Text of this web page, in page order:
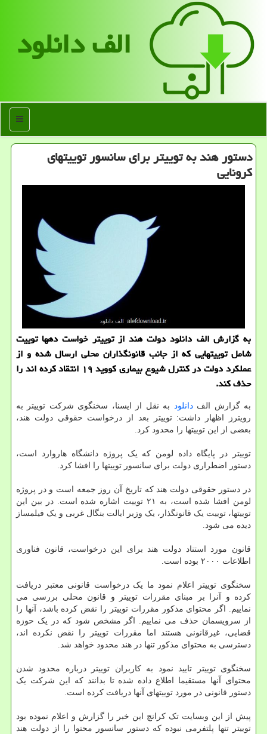
الف دانلود
منو
دستور هند به توییتر برای سانسور توییتهای
كرونایی
به گزارش الف دانلود دولت هند از توییتر خواست دهها توییت
شامل توییتهایی که از جانب قانونگذاران محلی ارسال شده و از
عملکرد دولت در کنترل شیوع بیماری کووید ۱۹ انتقاد کرده اند را
حذف کند.
به گزارش الفدانلود به نقل از ایسنا، سخنگوی شرکت توییتر به
رویترز اظهار داشت: توییتر بعد از درخواست حقوقی دولت هند،
بعضی از این توییتها را محدود کرد.
توییتر در پایگاه داده لومن که یک پروژه دانشگاه هاروارد است،
دستور اضطراری دولت برای سانسور توییتها را افشا کرد.
در دستور حقوقی دولت هند که تاریخ آن روز جمعه است و در پروژه
لومن افشا شده است، به ۲۱ توییت اشاره شده است. در بین این
توییتها، توییت یک قانونگذار، یک وزیر ایالت بنگال غربی و یک فیلمساز
دیده می شود.
قانون مورد استناد دولت هند برای این درخواست، قانون فناوری
اطلاعات ۲۰۰۰ بوده است.
سخنگوی توییتر اعلام نمود ما یک درخواست قانونی معتبر دریافت
کرده و آنرا بر مبنای مقررات توییتر و قانون محلی بررسی می
نماییم. اگر محتوای مذکور مقررات توییتر را نقض کرده باشد، آنها را
از سرویسمان حذف می نماییم. اگر مشخص شود که در یک حوزه
قضایی، غیرقانونی هستند اما مقررات توییتر را نقض نکرده اند،
دسترسی به محتوای مذکور تنها در هند محدود خواهد شد.
سخنگوی توییتر تایید نمود به کاربران توییتر درباره محدود شدن
محتوای آنها مستقیما اطلاع داده شده تا بدانند که این شرکت یک
دستور قانونی در مورد توییتهای آنها دریافت کرده است.
پیش از این وبسایت تک کرانچ این خبر را گزارش و اعلام نموده بود
توییتر تنها پلتفرمی نبوده که دستور سانسور محتوا را از دولت هند